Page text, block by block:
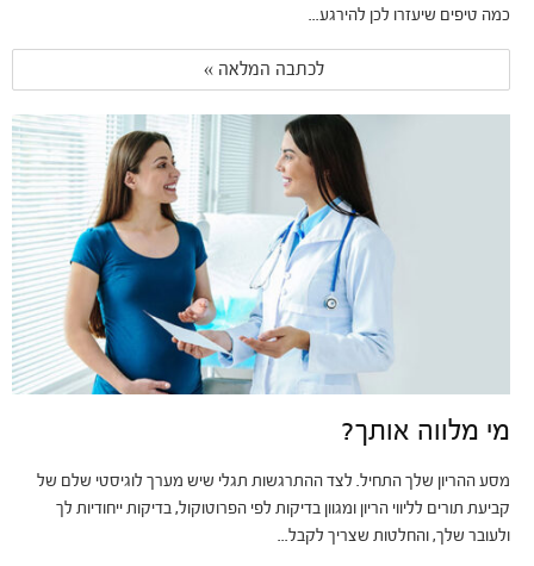
כמה טיפים שיעזרו לכן להירגע...
לכתבה המלאה »
מי מלווה אותך?
מסע ההריון שלך התחיל. לצד ההתרגשות תגלי שיש מערך לוגיסטי שלם של
קביעת תורים לליווי הריון ומגוון בדיקות לפי הפרוטוקול, בדיקות ייחודיות לך
ולעובר שלך, והחלטות שצריך לקבל...